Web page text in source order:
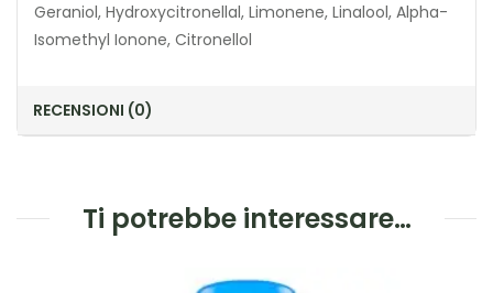
Geraniol, Hydroxycitronellal, Limonene, Linalool, Alpha-
Isomethyl Ionone, Citronellol
RECENSIONI (0)
Ti potrebbe interessare…